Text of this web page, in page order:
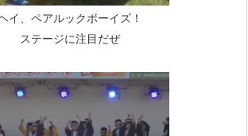
イ、ペアルックボーイズ！
ステージに注目だぜ